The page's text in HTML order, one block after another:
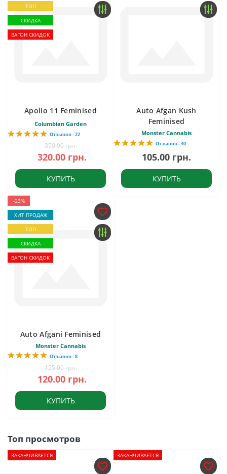
ТОП
СКИДКА
ВАГОН СКИДОК
Apollo 11 Feminised
Columbian Garden
Отзывов - 22
350.00 грн.
320.00 грн.
КУПИТЬ
Auto Afgan Kush
Feminised
Monster Cannabis
Отзывов - 40
105.00 грн.
КУПИТЬ
-23%
ХИТ ПРОДАЖ
ТОП
СКИДКА
ВАГОН СКИДОК
Auto Afgani Feminised
Monster Cannabis
Отзывов - 8
155.00 грн.
120.00 грн.
КУПИТЬ
Топ просмотров
ЗАКАНЧИВАЕТСЯ ЗАКАНЧИВАЕТСЯ